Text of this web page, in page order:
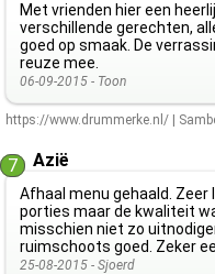
Met vrienden hier een
verschillende gerechten,
goed op smaak. De
reuze mee.
06-09-2015 - Toon
https://www.drummerke.nl/
7 Azië
Afhaal menu gehaald. Zeer
porties maar de kwaliteit
misschien niet zo
ruimschoots goed. Zeker
25-08-2015 - Sjoerd